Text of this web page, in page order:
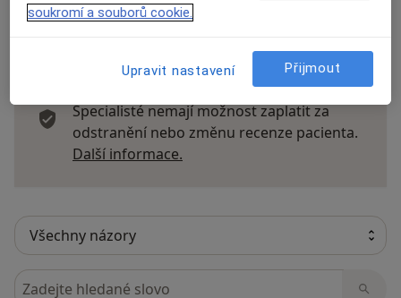
Recenze pacientů jsou pro nás důležité.
Specialisté nemají možnost zaplatit za
odstranění nebo změnu recenze pacienta.
Další informace.
Hledejte v názorech
soukromí a souborů cookie.
Upravit nastavení Přijmout